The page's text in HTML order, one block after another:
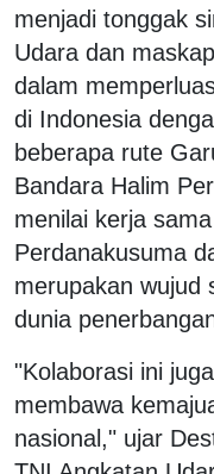
menjadi tonggak
Udara dan
dalam
di Indonesia
beberapa rute
Bandara Halim
menilai kerja
Perdanakusuma
merupakan wujud
dunia
"Kolaborasi ini
membawa
nasional," ujar